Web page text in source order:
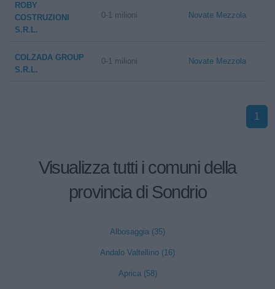
ROBY
COSTRUZIONI
S.R.L.
0-1 milioni Novate Mezzola
COLZADA GROUP
S.R.L.
0-1 milioni Novate Mezzola
1
Visualizza tutti i comuni della
provincia di Sondrio
Albosaggia (35)
Andalo Valtellino (16)
Aprica (58)